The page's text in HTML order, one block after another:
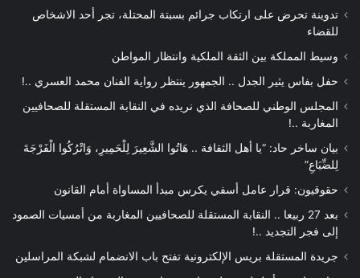
تدوينة تحرض على ارتكاب جرائم بسبتة المحتلة، تجر أحد الاشخاص
للقضاء
وسيط المملكة بين الثقة الملكية وانتظار المواطن
حفل بفاس يثير الجدل .. الجمهور ينتظر رواية الفنان محمد العسري ..!
المجلس الوطني للصحافة الذي نريده في النقابة المستقلة للصحافيين
المغاربة ..!
بيان ساخر حاد: “يا أهل الثقافة .. هَاتُوا الشَّعِيرَ لِلْحَمِيرِ، وَاتْرُكُوا الْفَرْجَةَ
لِلضِّبَاعِ”
حقوقيون: قرار عامل أسفي يكرس مبدأ المساواة أمام القانون
بعد 27 ربيعا .. النقابة المستقلة للصحافيين المغاربة من أمسيات الصمود
إلى فجر التجديد ..!
جريدة المستقلة بريس الإلكترونية تفتح باب الانضمام لشبكة المراسلين